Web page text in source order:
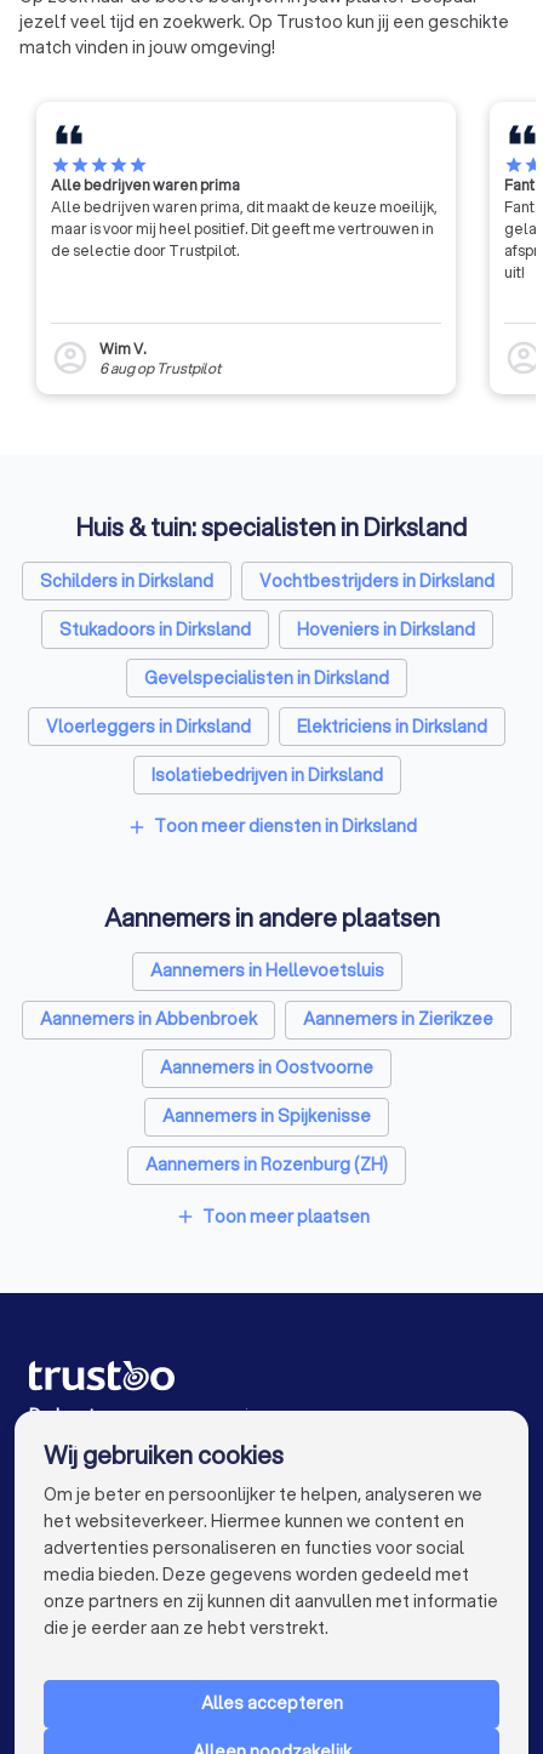
andere partijen.
jezelf veel tijd en zoekwerk. Op Trustoo kun jij een geschikte
match vinden in jouw omgeving!
starstarstarstarstar
Alle bedrijven waren prima
Alle bedrijven waren prima, dit maakt de keuze moeilijk,
maar is voor mij heel positief. Dit geeft me vertrouwen in
de selectie door Trustpilot.
account_circle
Wim V.
6 augop Trustpilot
starstar
uit!
account_circle
Huis & tuin: specialisten in Dirksland
Schilders in Dirksland
Vochtbestrijders in Dirksland
Stukadoors in Dirksland
Hoveniers in Dirksland
Gevelspecialisten in Dirksland
Vloerleggers in Dirksland
Elektriciens in Dirksland
Isolatiebedrijven in Dirksland
Ongediertebestrijders in Dirksland
Zonwering specialisten in Dirksland
Badkamer installateurs in Dirksland
Traprenovatie bedrijven in Dirksland
Schoorsteenvegers in Dirksland
Hekwerkspecialisten in Dirksland
Interieurstylisten in Dirksland
Stoffeerders in Dirksland
add Toon meer diensten in Dirksland
Aannemers in andere plaatsen
Aannemers in Hellevoetsluis
Aannemers in Abbenbroek
Aannemers in Zierikzee
Aannemers in Oostvoorne
Aannemers in Spijkenisse
Aannemers in Rozenburg (ZH)
Aannemers in Dinteloord
Aannemers in Maassluis
Aannemers in Rotterdam
Aannemers in Den Haag
Aannemers in Utrecht
Aannemers in Eindhoven
Aannemers in Tilburg
Aannemers in Groningen
Aannemers in Almere
Aannemers in Breda
Aannemers in Nijmegen
Aannemers in Enschede
Aannemers in Amersfoort
Aannemers in Apeldoorn
Aannemers in Den Bosch
add Toon meer plaatsen
De beste aannemers voor jou
VOOR PARTICULIEREN keyboard_arrow_down
Wij gebruiken cookies
Om je beter en persoonlijker te helpen, analyseren we
het websiteverkeer. Hiermee kunnen we content en
advertenties personaliseren en functies voor social
media bieden. Deze gegevens worden gedeeld met
onze partners en zij kunnen dit aanvullen met informatie
die je eerder aan ze hebt verstrekt.
Alles accepteren